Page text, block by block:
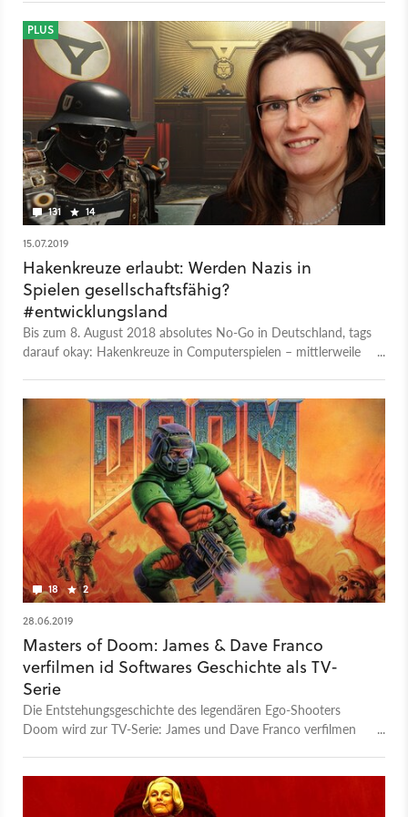
131 14
PLUS
15.07.2019
Hakenkreuze erlaubt: Werden Nazis in
Spielen gesellschaftsfähig?
#entwicklungsland
Bis zum 8. August 2018 absolutes No-Go in Deutschland, tags
darauf okay: Hakenkreuze in Computerspielen – mittlerweile
18 2
28.06.2019
Masters of Doom: James & Dave Franco
verfilmen id Softwares Geschichte als TV-
Serie
Die Entstehungsgeschichte des legendären Ego-Shooters
Doom wird zur TV-Serie: James und Dave Franco verfilmen